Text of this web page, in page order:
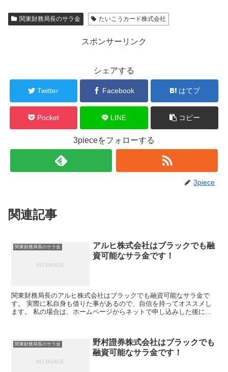
関東財務局長のサラ金 たいこうカード株式会社
スポンサーリンク
シェアする
Twitter Facebook はてブ
Pocket LINE コピー
3pieceをフォローする
3piece
関連記事
関東財務局長のサラ金
アルヒ株式会社はブラックでも融
資可能なサラ金です！
関東財務局長のアルヒ株式会社はブラックでも融資可能なサラ金で
す。 実際に私自身も借りた事があるので、自信を持ってオススメし
ます。 私の場合は、ホームページからネットで申し込みした後に電
関東財務局長のサラ金
野村證券株式会社はブラックでも
融資可能なサラ金です！